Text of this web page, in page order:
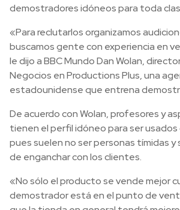
demostradores idóneos para toda
«Para reclutarlos organizamos
buscamos gente con experiencia en
le dijo a BBC Mundo Dan Wolan,
Negocios en Productions Plus, una
estadounidense que entrena
De acuerdo con Wolan, profesores y
tienen el perfil idóneo para ser
pues suelen no ser personas tímidas y
de enganchar con los clientes.
«No sólo el producto se vende mejor
demostrador está en el punto de